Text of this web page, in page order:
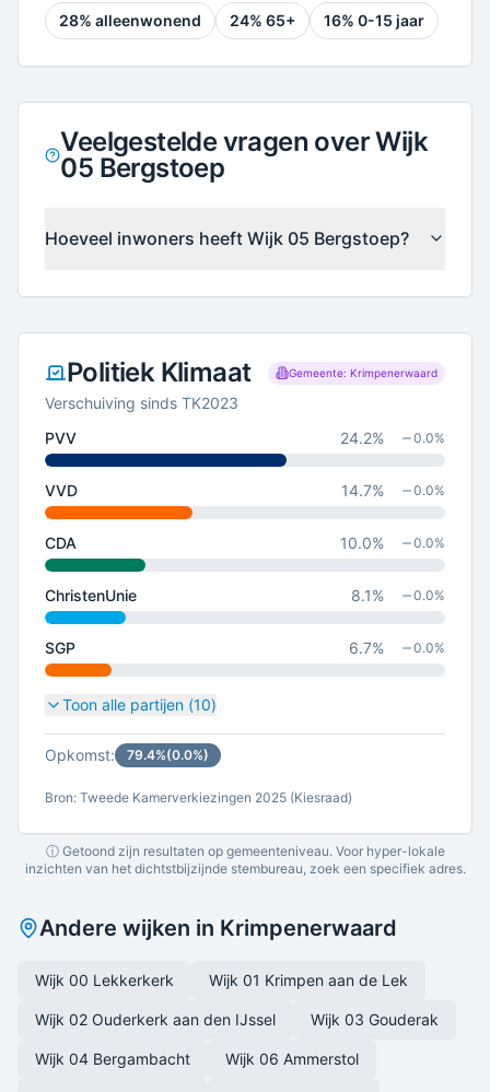
28% alleenwonend 24% 65+ 16% 0-15 jaar
Veelgestelde vragen over Wijk
05 Bergstoep
Hoeveel inwoners heeft Wijk 05 Bergstoep?
Politiek Klimaat Gemeente: Krimpenerwaard
Verschuiving sinds TK2023
PVV
24.2% 0.0%
VVD 14.7% 0.0%
CDA 10.0% 0.0%
ChristenUnie 8.1% 0.0%
SGP 6.7% 0.0%
Toon alle partijen (10)
Opkomst: 79.4%(0.0%)
Bron: Tweede Kamerverkiezingen 2025 (Kiesraad)
ⓘ Getoond zijn resultaten op gemeenteniveau. Voor hyper-lokale
inzichten van het dichtstbijzijnde stembureau, zoek een specifiek adres.
Andere wijken in Krimpenerwaard
Wijk 00 Lekkerkerk Wijk 01 Krimpen aan de Lek
Wijk 02 Ouderkerk aan den IJssel Wijk 03 Gouderak
Wijk 04 Bergambacht Wijk 06 Ammerstol